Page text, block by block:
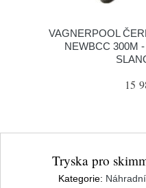
VAGNERPOOL
NEWBCC 300M
15
Tryska pro
Kategorie: